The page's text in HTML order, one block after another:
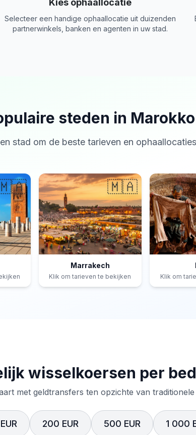
Kies ophaallocatie
Selecteer een handige ophaallocatie uit duizenden
partnerwinkels, banken en agenten in uw stad.
steden in Marokko
stad om de beste tarieven en
🇲🇦
Marrakech
Klik om tarieven te bekijken Klik om
wisselkoersen per
met geldtransfers ten opzichte van
200 EUR 500 EUR 1 000